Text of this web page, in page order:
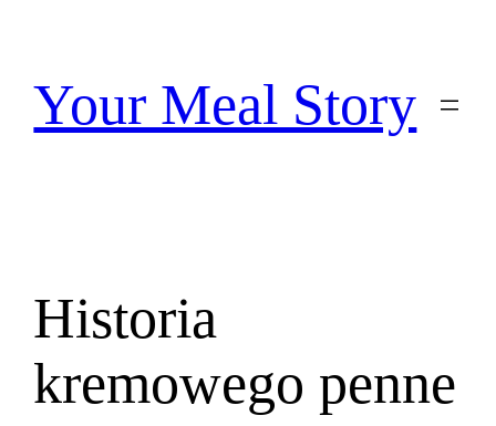
treściYour Meal Story
Historia
kremowego penne